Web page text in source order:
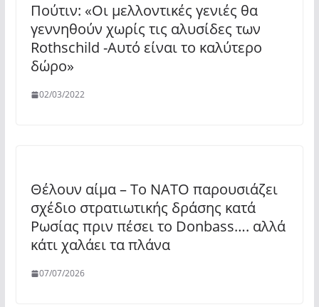
Πούτιν: «Οι μελλοντικές γενιές θα
γεννηθούν χωρίς τις αλυσίδες των
Rothschild -Αυτό είναι το καλύτερο
δώρο»
02/03/2022
Θέλουν αίμα – Το ΝΑΤΟ παρουσιάζει
σχέδιο στρατιωτικής δράσης κατά
Ρωσίας πριν πέσει το Donbass…. αλλά
κάτι χαλάει τα πλάνα
07/07/2026